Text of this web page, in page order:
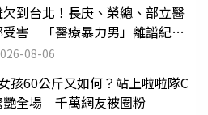
欠到台北！長庚、榮總、部立醫
受害 「醫療暴力男」離譜紀錄
08-06
孩60公斤又如何？站上啦啦隊C
艷全場 千萬網友被圈粉